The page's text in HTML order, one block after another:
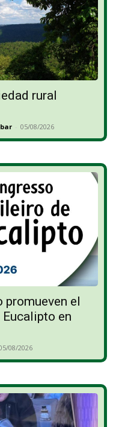
rural
- 05/08/2026
promueven el
en
08/2026